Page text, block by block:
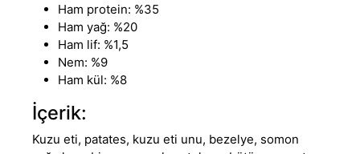
Ham protein: %35
Ham yağ: %20
Ham lif: %1,5
Nem: %9
Ham kül: %8
İçerik:
Kuzu eti, patates, kuzu eti unu, bezelye, somon